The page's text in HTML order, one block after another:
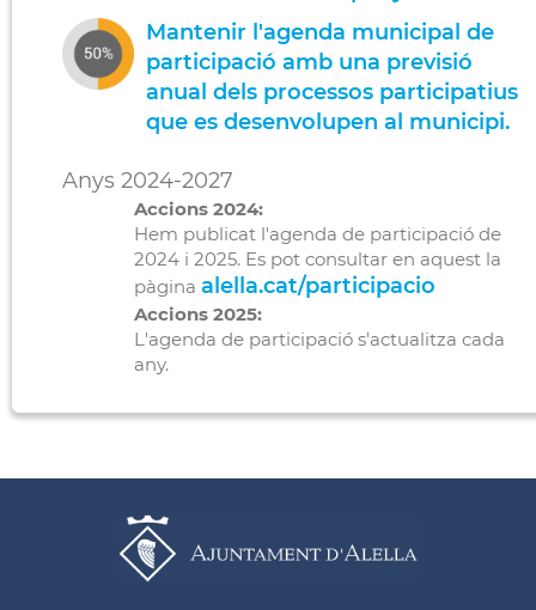
Mantenir l'agenda municipal de
participació amb una previsió
anual dels processos participatius
que es desenvolupen al municipi.
Anys 2024-2027
Accions 2024:
Hem publicat l'agenda de participació de
2024 i 2025. Es pot consultar en aquest la
pàgina alella.cat/participacio
Accions 2025:
L'agenda de participació s'actualitza cada
any.